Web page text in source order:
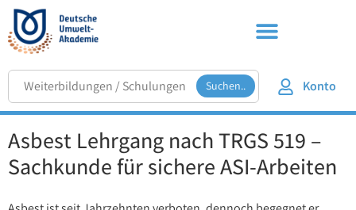
Suchen.. Konto
Asbest Lehrgang nach TRGS 519 –
Sachkunde für sichere ASI-Arbeiten